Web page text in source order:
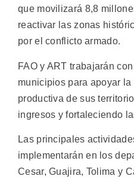
que movilizará 8,8
reactivar las zonas
por el conflicto armado.
FAO y ART trabajarán
municipios para apoyar
productiva de sus
ingresos y fortaleciendo
Las principales
implementarán en los
Cesar, Guajira, Tolima y